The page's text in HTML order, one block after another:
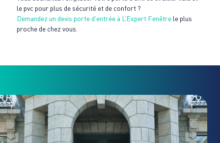
le pvc pour plus de sécurité et de confort ?
Demandez un devis porte d’entrée à L’Expert Fenêtrele plus
proche de chez vous.